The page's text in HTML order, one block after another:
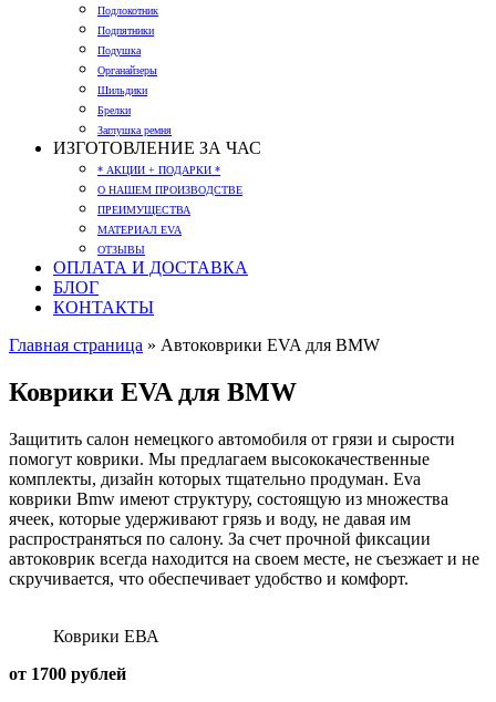
Подлокотник
Подпятники
Подушка
Органайзеры
Шильдики
Брелки
Заглушка ремня
ИЗГОТОВЛЕНИЕ ЗА ЧАС
* АКЦИИ + ПОДАРКИ *
О НАШЕМ ПРОИЗВОДСТВЕ
ПРЕИМУЩЕСТВА
МАТЕРИАЛ EVA
ОТЗЫВЫ
ОПЛАТА И ДОСТАВКА
БЛОГ
КОНТАКТЫ
Главная страница » Автоковрики EVA для BMW
Коврики EVA для BMW
Защитить салон немецкого автомобиля от грязи и сырости
помогут коврики. Мы предлагаем высококачественные
комплекты, дизайн которых тщательно продуман. Eva
коврики Bmw имеют структуру, состоящую из множества
ячеек, которые удерживают грязь и воду, не давая им
распространяться по салону. За счет прочной фиксации
автоковрик всегда находится на своем месте, не съезжает и не
скручивается, что обеспечивает удобство и комфорт.
Коврики ЕВА
от 1700 рублей